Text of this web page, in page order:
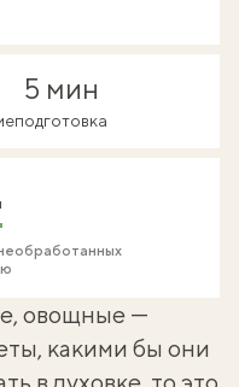
5 мин
подготовка
овощные —
какими бы они